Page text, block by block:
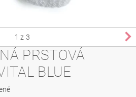
1 z 3
PRSTOVÁ
BLUE